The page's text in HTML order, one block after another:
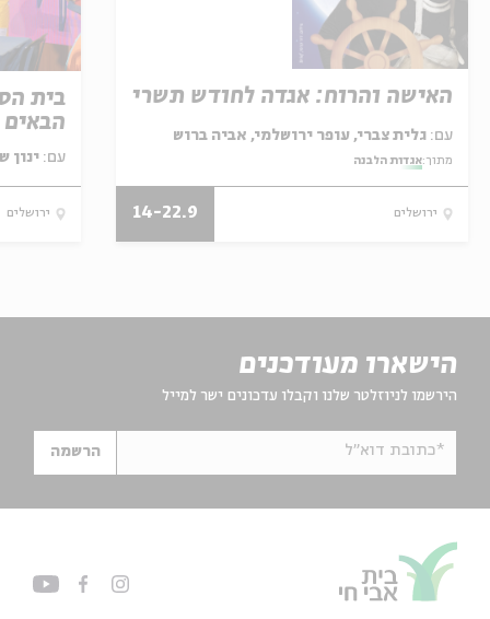
האישה והרוח: אגדה לחודש תשרי
עם:
מתוך:אגדות הלבנה
ירושלים 14-22.9
בית
עם: ינון
ירושלים
הישארו מעודכנים
הירשמו לניוזלטר שלנו וקבלו עדכונים ישר למייל
*כתובת דוא"ל הרשמה